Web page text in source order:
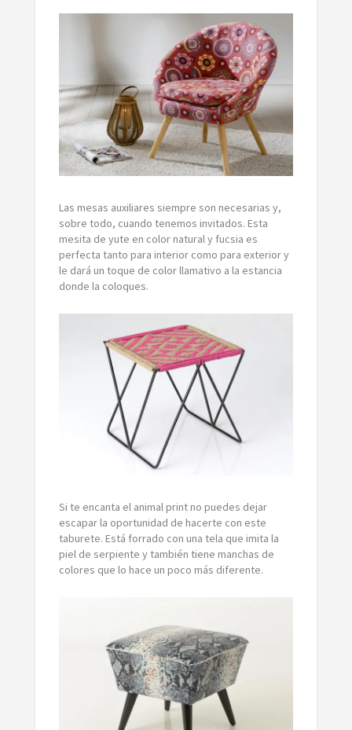
Las mesas auxiliares siempre son necesarias y,
sobre todo, cuando tenemos invitados. Esta
mesita de yute en color natural y fucsia es
perfecta tanto para interior como para exterior y
le dará un toque de color llamativo a la estancia
donde la coloques.
Si te encanta el animal print no puedes dejar
escapar la oportunidad de hacerte con este
taburete. Está forrado con una tela que imita la
piel de serpiente y también tiene manchas de
colores que lo hace un poco más diferente.